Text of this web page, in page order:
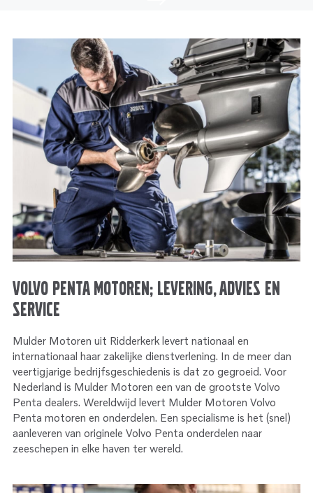
Volvo Penta motoren; levering, advies en
service
Mulder Motoren uit Ridderkerk levert nationaal en
internationaal haar zakelijke dienstverlening. In de meer dan
veertigjarige bedrijfsgeschiedenis is dat zo gegroeid. Voor
Nederland is Mulder Motoren een van de grootste Volvo
Penta dealers. Wereldwijd levert Mulder Motoren Volvo
Penta motoren en onderdelen. Een specialisme is het (snel)
aanleveren van originele Volvo Penta onderdelen naar
zeeschepen in elke haven ter wereld.